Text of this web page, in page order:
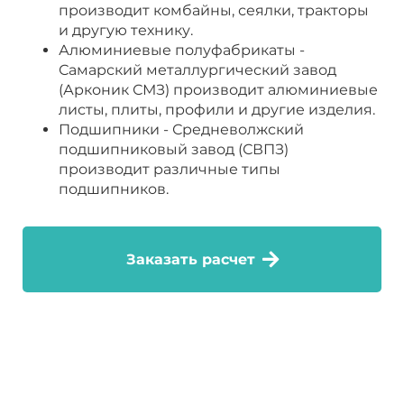
производит комбайны, сеялки, тракторы
и другую технику.
Алюминиевые полуфабрикаты -
Самарский металлургический завод
(Арконик СМЗ) производит алюминиевые
листы, плиты, профили и другие изделия.
Подшипники - Средневолжский
подшипниковый завод (СВПЗ)
производит различные типы
подшипников.
Заказать расчет